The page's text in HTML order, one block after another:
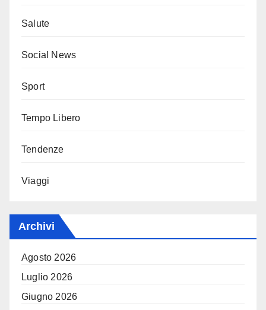
Salute
Social News
Sport
Tempo Libero
Tendenze
Viaggi
Archivi
Agosto 2026
Luglio 2026
Giugno 2026